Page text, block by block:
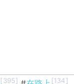
[395] [134]